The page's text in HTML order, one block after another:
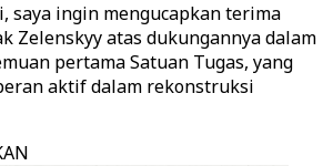
saya ingin mengucapkan terima
Zelenskyy atas dukungannya dalam
pertama Satuan Tugas, yang
aktif dalam rekonstruksi